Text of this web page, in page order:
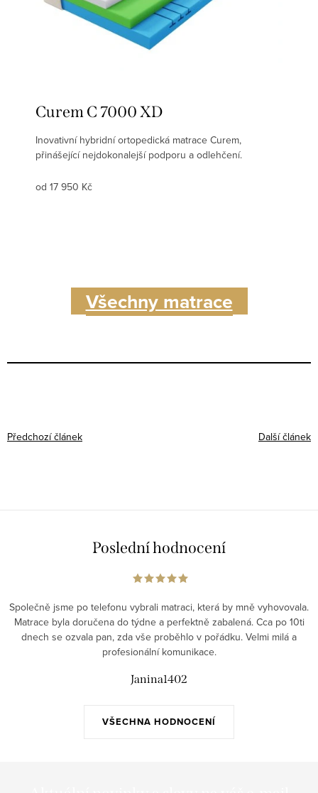
Curem C 7000 XD
Inovativní hybridní ortopedická matrace Curem,
přinášející nejdokonalejší podporu a odlehčení.
od 17 950 Kč
Všechny matrace
Předchozí článek Další článek
Poslední hodnocení
VŠECHNA HODNOCENÍ
Společně jsme po telefonu vybrali matraci, která by mně vyhovovala.
Matrace byla doručena do týdne a perfektně zabalená. Cca po 10ti
dnech se ozvala pan, zda vše proběhlo v pořádku. Velmi milá a
profesionální komunikace.
Janina1402